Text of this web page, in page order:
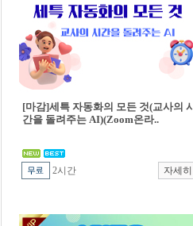
[마감]세특 자동화의 모든 것(교사의 시
간을 돌려주는 AI)(Zoom온라..
2시간